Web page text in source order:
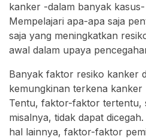
kanker -dalam banyak kasus-
Mempelajari apa-apa saja
saja yang meningkatkan
awal dalam upaya
Banyak faktor resiko kanker
kemungkinan terkena kanker
Tentu, faktor-faktor tertentu,
misalnya, tidak dapat
hal lainnya, faktor-faktor